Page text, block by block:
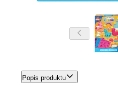
Popis produktu